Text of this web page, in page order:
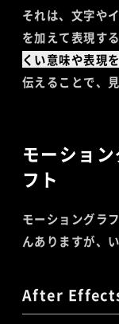
それは、文字や
を加えて表現す
くい意味や表現
伝えることで、
モーショ
フト
モーショングラ
んありますが、
After